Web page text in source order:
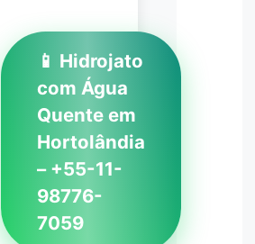
📱 Hidrojato
com Água
Quente em
Hortolândia
– +55-11-
98776-
7059